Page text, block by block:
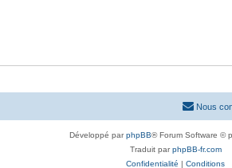
Nous
Développé parphpBB® Forum Software ©
Traduit parphpBB-fr.com
Confidentialité | Conditions